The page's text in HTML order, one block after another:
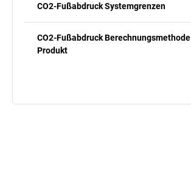
CO2-Fußabdruck Systemgrenzen
CO2-Fußabdruck Berechnungsmethode
Produkt